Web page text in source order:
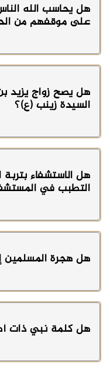
هل يحاسب الله
على موقفهم من
هل يصح زواج يزيد
السيدة زينب (ع)؟
هل الاستشفاء
التطبب في
هل هجرة المسلمين
هل كلمة نبي ذات